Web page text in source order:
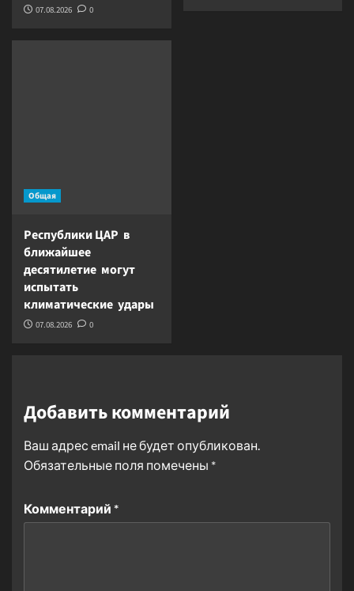
07.08.2026 0
Общая
Республики ЦАР в
ближайшее
десятилетие могут
испытать
климатические удары
07.08.2026 0
Добавить комментарий
Ваш адрес email не будет опубликован.
Обязательные поля помечены *
Комментарий *